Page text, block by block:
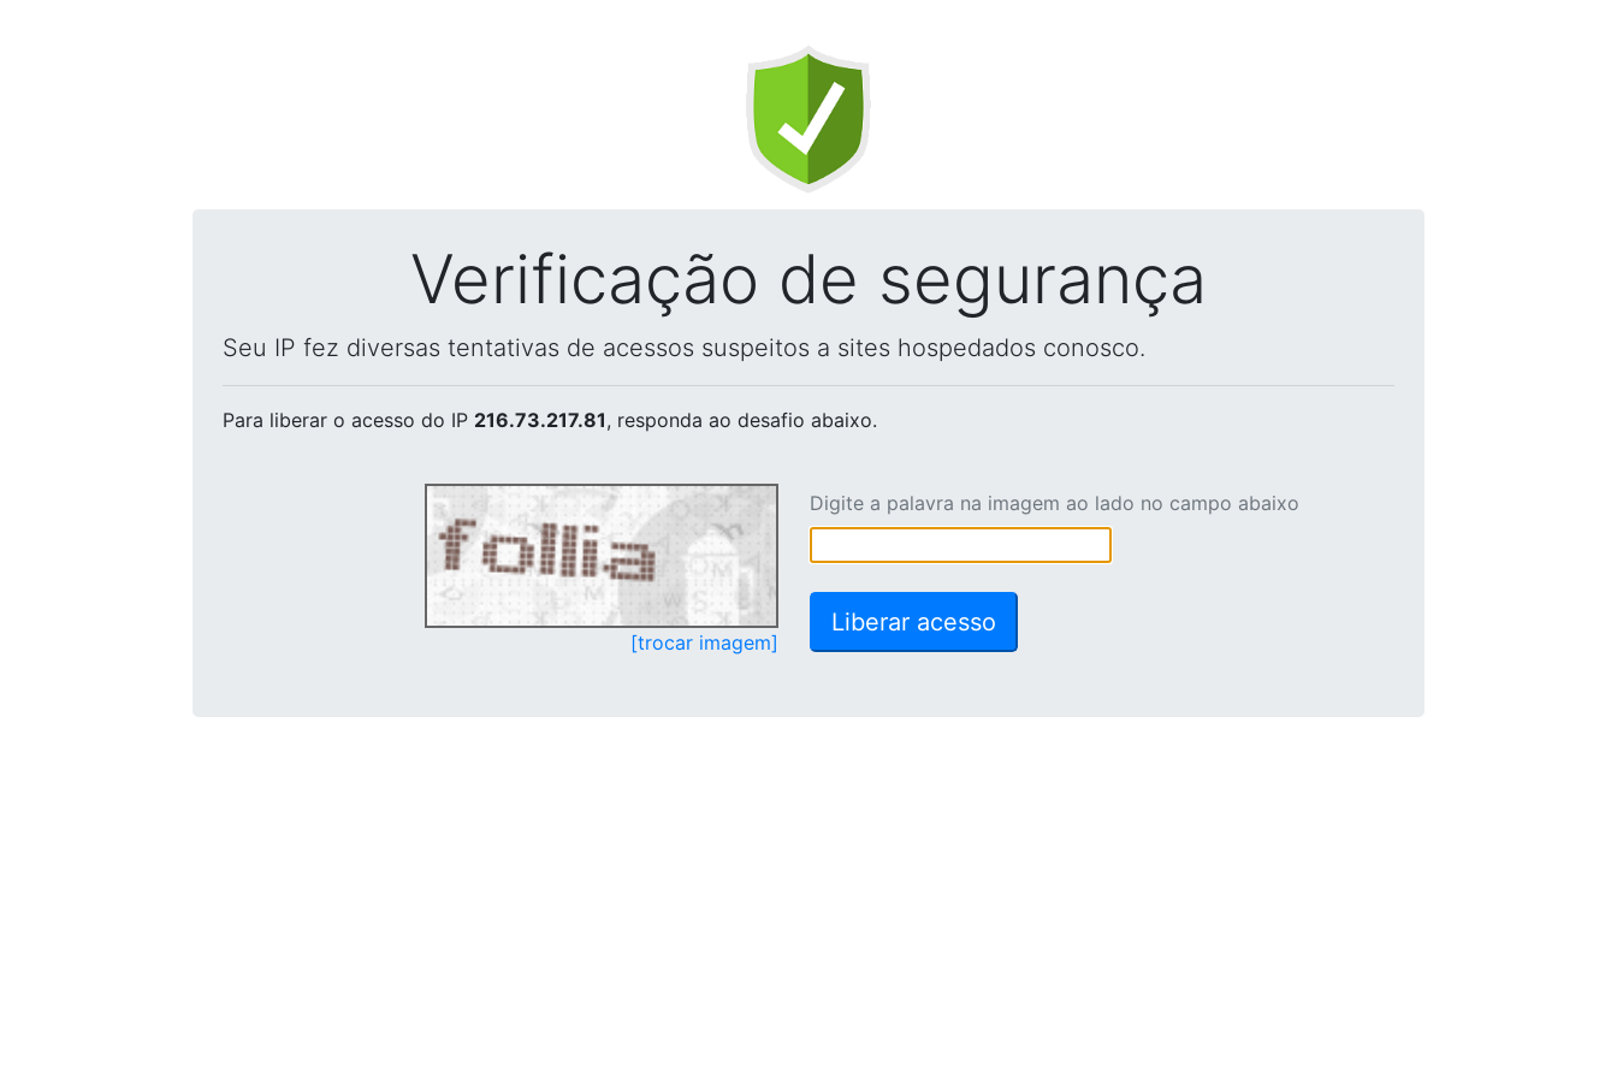
Verificação de segurança
Seu IP fez diversas tentativas de acessos suspeitos a sites hospedados conosco.
Para liberar o acesso do IP 216.73.217.81, responda ao desafio abaixo.
[trocar imagem]
Digite a palavra na imagem ao lado no campo abaixo